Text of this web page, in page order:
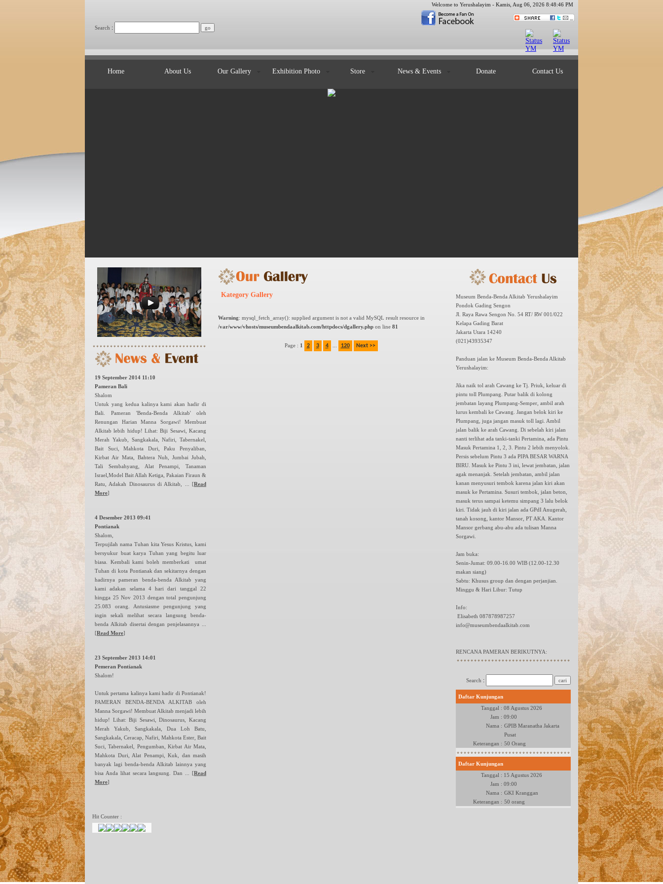
Search :
Welcome to Yerushalayim - Kamis, Aug 06, 2026 8:48:46 PM
Home About Us Our Gallery Exhibition Photo Store News & Events Donate Contact Us
19 September 2014 11:10
Pameran Bali
Shalom
Untuk yang kedua kalinya kami akan hadir di
Bali. Pameran 'Benda-Benda Alkitab' oleh
Renungan Harian Manna Sorgawi! Membuat
Alkitab lebih hidup! Lihat: Biji Sesawi, Kacang
Merah Yakub, Sangkakala, Nafiri, Tabernakel,
Bait Suci, Mahkota Duri, Paku Penyaliban,
Kirbat Air Mata, Bahtera Nuh, Jumbai Jubah,
Tali Sembahyang, Alat Penampi, Tanaman
Israel,Model Bait Allah Ketiga, Pakaian Firaun &
Ratu, Adakah Dinosaurus di Alkitab, ... [Read
More]
4 Desember 2013 09:41
Pontianak
Shalom,
Terpujilah nama Tuhan kita Yesus Kristus, kami
bersyukur buat karya Tuhan yang begitu luar
biasa. Kembali kami boleh memberkati umat
Tuhan di kota Pontianak dan sekitarnya dengan
hadirnya pameran benda-benda Alkitab yang
kami adakan selama 4 hari dari tanggal 22
hingga 25 Nov 2013 dengan total pengunjung
25.083 orang. Antusiasme pengunjung yang
ingin sekali melihat secara langsung benda-
benda Alkitab disertai dengan penjelasannya ...
[Read More]
23 September 2013 14:01
Pemeran Pontianak
Shalom!
Untuk pertama kalinya kami hadir di Pontianak!
PAMERAN BENDA-BENDA ALKITAB oleh
Manna Sorgawi! Membuat Alkitab menjadi lebih
hidup! Lihat: Biji Sesawi, Dinosaurus, Kacang
Merah Yakub, Sangkakala, Dua Loh Batu,
Sangkakala, Ceracap, Nafiri, Mahkota Ester, Bait
Suci, Tabernakel, Pengumban, Kirbat Air Mata,
Mahkota Duri, Alat Penampi, Kuk, dan masih
banyak lagi benda-benda Alkitab lainnya yang
bisa Anda lihat secara langsung. Dan ... [Read
More]
Hit Counter :
Kategory Gallery
Warning: mysql_fetch_array(): supplied argument is not a valid MySQL result resource in
/var/www/vhosts/museumbendaalkitab.com/httpdocs/dgallery.php on line 81
Page : 1 2 3 4 120 Next >>
Museum Benda-Benda Alkitab Yerushalayim
Pondok Gading Sengon
Jl. Raya Rawa Sengon No. 54 RT/ RW 001/022
Kelapa Gading Barat
Jakarta Utara 14240
(021)43935347
Panduan jalan ke Museum Benda-Benda Alkitab
Yerushalayim:
Jika naik tol arah Cawang ke Tj. Priuk, keluar di
pintu toll Plumpang. Putar balik di kolong
jembatan layang Plumpang-Semper, ambil arah
lurus kembali ke Cawang. Jangan belok kiri ke
Plumpang, juga jangan masuk toll lagi. Ambil
jalan balik ke arah Cawang. Di sebelah kiri jalan
nanti terlihat ada tanki-tanki Pertamina, ada Pintu
Masuk Pertamina 1, 2, 3. Pintu 2 lebih menyolok.
Persis sebelum Pintu 3 ada PIPA BESAR WARNA
BIRU. Masuk ke Pintu 3 ini, lewat jembatan, jalan
agak menanjak. Setelah jembatan, ambil jalan
kanan menyusuri tembok karena jalan kiri akan
masuk ke Pertamina. Susuri tembok, jalan beton,
masuk terus sampai ketemu simpang 3 lalu belok
kiri. Tidak jauh di kiri jalan ada GPdI Anugerah,
tanah kosong, kantor Mansor, PT AKA. Kantor
Mansor gerbang abu-abu ada tulisan Manna
Sorgawi.
Jam buka:
Senin-Jumat: 09.00-16.00 WIB (12.00-12.30
makan siang)
Sabtu: Khusus group dan dengan perjanjian.
Minggu & Hari Libur: Tutup
Info:
Elisabeth 087878987257
info@museumbendaalkitab.com
RENCANA PAMERAN BERIKUTNYA:
Search :
Daftar Kunjungan
Tanggal : 08 Agustus 2026
Jam : 09:00
Nama : GPIB Maranatha Jakarta
Pusat
Keterangan : 50 Orang
Daftar Kunjungan
Tanggal : 15 Agustus 2026
Jam : 09:00
Nama : GKI Kranggan
Keterangan : 50 orang